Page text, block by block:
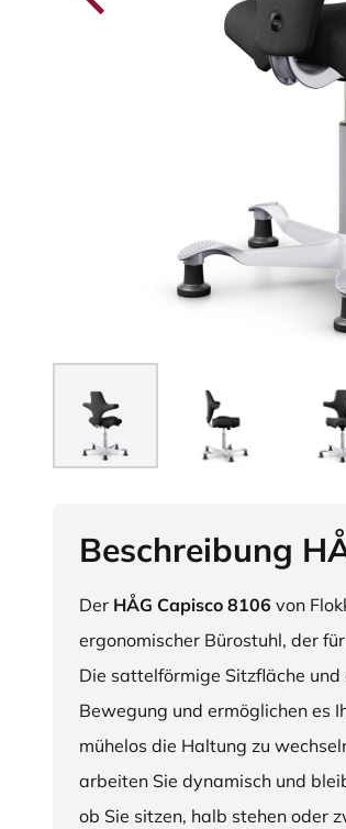
Beschreibung
Der HÅG Capisco 8106 von
ergonomischer Bürostuhl, der
Die sattelförmige Sitzfläche
Bewegung und ermöglichen es
mühelos die Haltung zu
arbeiten Sie dynamisch und
ob Sie sitzen, halb stehen oder